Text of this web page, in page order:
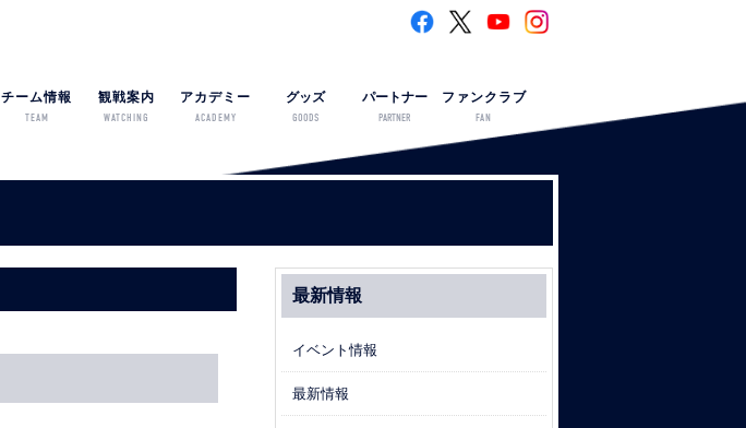
チーム情報
TEAM
観戦案内
WATCHING
アカデミー
ACADEMY
グッズ
GOODS
パートナー
PARTNER
ファンクラブ
FAN
最新情報
イベント情報
最新情報